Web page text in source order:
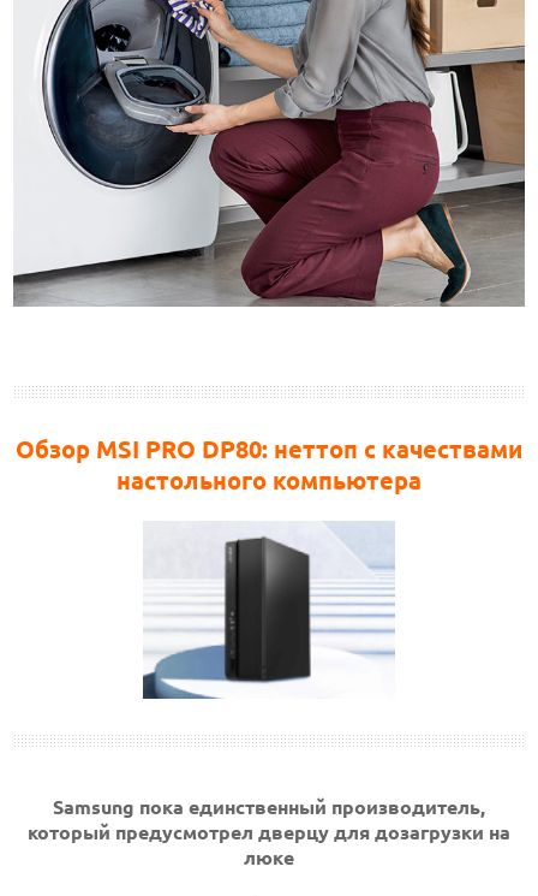
Обзор MSI PRO DP80: неттоп с качествами
настольного компьютера
Samsung пока единственный производитель,
который предусмотрел дверцу для дозагрузки на
люке